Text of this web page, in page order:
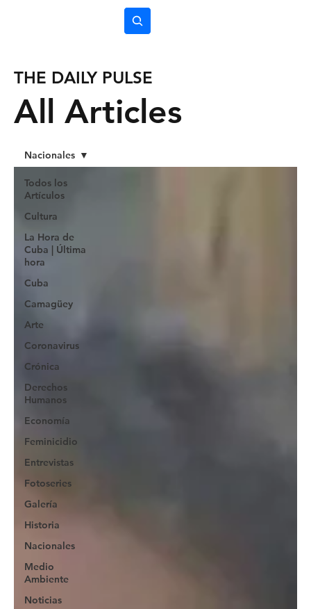
All Articles
THE DAILY PULSE
Todos los
Artículos
Cultura
La Hora de
Cuba | Última
hora
Cuba
Camagüey
Arte
Coronavirus
Crónica
Derechos
Humanos
Economía
Feminicidio
Entrevistas
Fotoseries
Galería
Historia
Nacionales
Medio
Ambiente
Noticias
Nacionales